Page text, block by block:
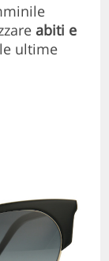
abiti e
ultime